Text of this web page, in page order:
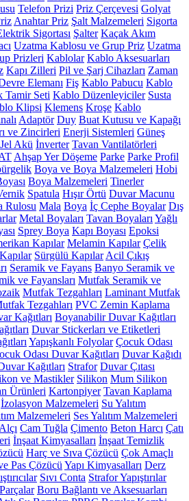
Telefon Prizi Priz Çerçevesi Golyat
Anahtar Priz Şalt Malzemeleri Sigorta
Sigortası Şalter Kaçak Akım
Uzatma Kablosu ve Grup Priz Uzatma
Prizleri Kablolar Kablo Aksesuarları
Kapı Zilleri Pil ve Şarj Cihazları Zaman
Elemanı Fiş Kablo Pabucu Kablo
Tamir Seti Kablo Düzenleyiciler Susta
Klipsi Klemens Kroşe Kablo
Adaptör Duy Buat Kutusu ve Kapağı
ve Zincirleri Enerji Sistemleri Güneş
Jel Akü İnverter Tavan Vantilatörleri
Ahşap Yer Döşeme Parke Parke Profil
Boya ve Boya Malzemeleri Hobi
Boya Malzemeleri Tinerler
Spatula Hışır Örtü Duvar Macunu
Rulosu Mala Boya İç Cephe Boyalar Dış
Metal Boyaları Tavan Boyaları Yağlı
Sprey Boya Kapı Boyası Epoksi
Kapılar Melamin Kapılar Çelik
Sürgülü Kapılar Acil Çıkış
Seramik ve Fayans Banyo Seramik ve
ve Fayansları Mutfak Seramik ve
Mutfak Tezgahları Laminant Mutfak
Tezgahları PVC Zemin Kaplama
Kağıtları Boyanabilir Duvar Kağıtları
Duvar Stickerları ve Etiketleri
Yapışkanlı Folyolar Çocuk Odası
Odası Duvar Kağıtları Duvar Kağıdı
Kağıtları Strafor Duvar Çıtası
ve Mastikler Silikon Mum Silikon
Ürünleri Kartonpiyer Tavan Kaplama
İzolasyon Malzemeleri Su Yalıtım
Malzemeleri Ses Yalıtım Malzemeleri
Alçı Cam Tuğla Çimento Beton Harcı Çatı
İnşaat Kimyasalları İnşaat Temizlik
Harç ve Sıva Çözücü Çok Amaçlı
Pas Çözücü Yapı Kimyasalları Derz
Sıvı Conta Strafor Yapıştırılar
Boru Bağlantı ve Aksesuarları